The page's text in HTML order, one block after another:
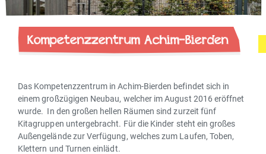
Kompetenzzentrum Achim-Bierden
Das Kompetenzzentrum in Achim-Bierden befindet sich in
einem großzügigen Neubau, welcher im August 2016 eröffnet
wurde. In den großen hellen Räumen sind zurzeit fünf
Kitagruppen untergebracht. Für die Kinder steht ein großes
Außengelände zur Verfügung, welches zum Laufen, Toben,
Klettern und Turnen einlädt.